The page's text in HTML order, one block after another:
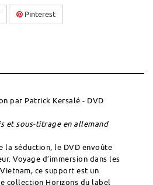
Pinterest
par Patrick Kersalé - DVD
et sous-titrage en allemand
la séduction, le DVD envoûte
Voyage d’immersion dans les
ce support est un
collection Horizons du label